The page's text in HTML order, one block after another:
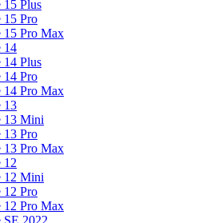
15 Plus
15 Pro
15 Pro Max
14
14 Plus
14 Pro
14 Pro Max
13
13 Mini
13 Pro
13 Pro Max
12
12 Mini
12 Pro
12 Pro Max
SE 2022